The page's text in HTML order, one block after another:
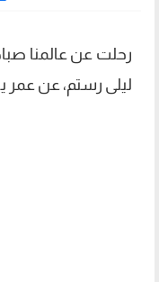
رحلت عن عالمنا صباح
ليلى رستم، عن عمر يناهز 87